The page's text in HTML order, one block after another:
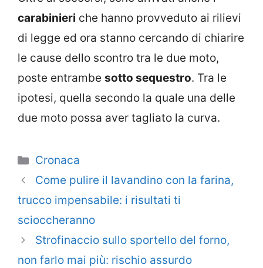
carabinieri che hanno provveduto ai rilievi
di legge ed ora stanno cercando di chiarire
le cause dello scontro tra le due moto,
poste entrambe sotto sequestro. Tra le
ipotesi, quella secondo la quale una delle
due moto possa aver tagliato la curva.
Categorie
Cronaca
Come pulire il lavandino con la farina,
trucco impensabile: i risultati ti
scioccheranno
Strofinaccio sullo sportello del forno,
non farlo mai più: rischio assurdo